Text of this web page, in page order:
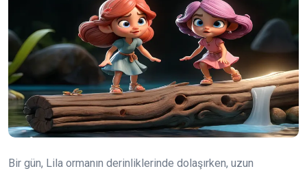
Bir gün, Lila ormanın derinliklerinde dolaşırken, uzun